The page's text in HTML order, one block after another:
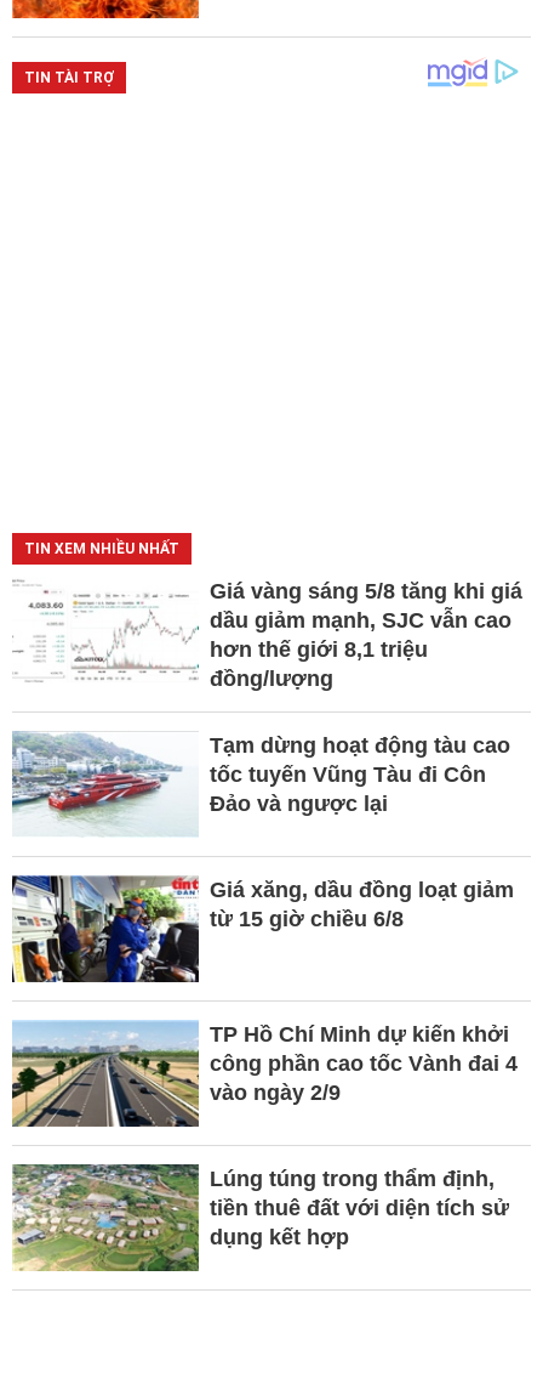
TIN XEM NHIỀU NHẤT
Giá vàng sáng 5/8 tăng khi giá
dầu giảm mạnh, SJC vẫn cao
hơn thế giới 8,1 triệu
đồng/lượng
Tạm dừng hoạt động tàu cao
tốc tuyến Vũng Tàu đi Côn
Đảo và ngược lại
Giá xăng, dầu đồng loạt giảm
từ 15 giờ chiều 6/8
TP Hồ Chí Minh dự kiến khởi
công phần cao tốc Vành đai 4
vào ngày 2/9
Lúng túng trong thẩm định,
tiền thuê đất với diện tích sử
dụng kết hợp